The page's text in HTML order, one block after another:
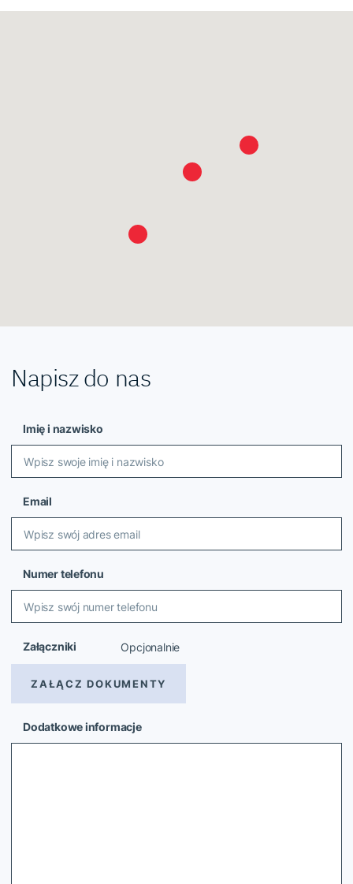
Napisz do nas
Imię i nazwisko
Email
Numer telefonu
Załączniki Opcjonalnie
ZAŁĄCZ DOKUMENTY
Dodatkowe informacje